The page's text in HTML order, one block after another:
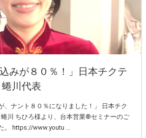
込みが８０％！」日本チクテ
川代表
、ナント８０％になりました！」 日本チク
川 ちひろ様より、台本営業®︎セミナーのご
。 https://www.youtu ...